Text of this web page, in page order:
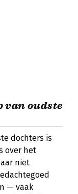
van oudste
dochters is
over het
niet
— vaak